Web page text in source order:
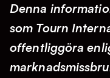
Denna
som Tourn
offentliggöra